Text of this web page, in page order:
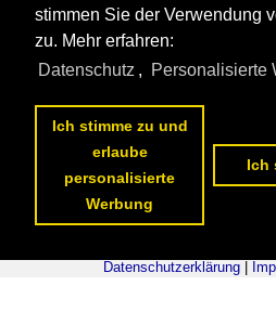
Datenschutzerklärung
stimmen Sie der Verwendung
zu. Mehr erfahren:
Datenschutz , Personalisierte
Ich stimme zu und
erlaube
personalisierte
Werbung
Ich